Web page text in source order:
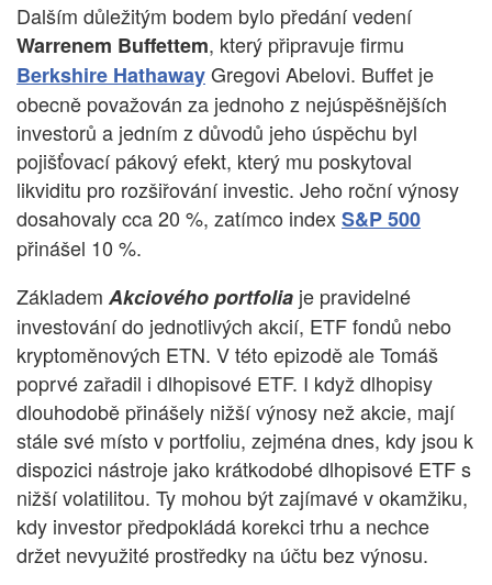
Dalším důležitým bodem bylo předání vedení
Warrenem Buffettem, který připravuje firmu
Berkshire HathawayGregovi Abelovi. Buffet je
obecně považován za jednoho z nejúspěšnějších
investorů a jedním z důvodů jeho úspěchu byl
pojišťovací pákový efekt, který mu poskytoval
likviditu pro rozšiřování investic. Jeho roční výnosy
dosahovaly cca 20 %, zatímco indexS&P 500
přinášel 10 %.
Základem Akciového portfolia je pravidelné
investování do jednotlivých akcií, ETF fondů nebo
kryptoměnových ETN. V této epizodě ale Tomáš
poprvé zařadil i dlhopisové ETF. I když dlhopisy
dlouhodobě přinášely nižší výnosy než akcie, mají
stále své místo v portfoliu, zejména dnes, kdy jsou k
dispozici nástroje jako krátkodobé dlhopisové ETF s
nižší volatilitou. Ty mohou být zajímavé v okamžiku,
kdy investor předpokládá korekci trhu a nechce
držet nevyužité prostředky na účtu bez výnosu.